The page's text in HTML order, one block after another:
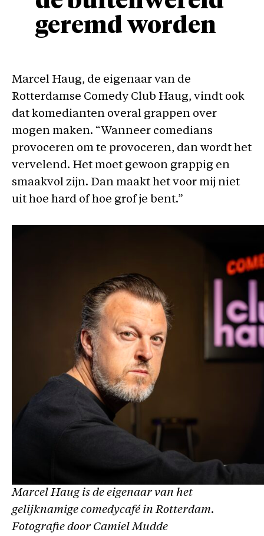
geremd worden
Marcel Haug, de eigenaar van de
Rotterdamse Comedy Club Haug, vindt ook
dat komedianten overal grappen over
mogen maken. “Wanneer comedians
provoceren om te provoceren, dan wordt het
vervelend. Het moet gewoon grappig en
smaakvol zijn. Dan maakt het voor mij niet
uit hoe hard of hoe grof je bent.”
Marcel Haug is de eigenaar van het
gelijknamige comedycafé in Rotterdam.
Fotografie door Camiel Mudde